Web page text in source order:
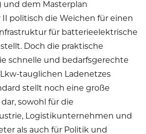
und dem Masterplan
politisch die Weichen für einen
für batterieelektrische
Doch die praktische
schnelle und bedarfsgerechte
tauglichen Ladenetzes
stellt noch eine große
sowohl für die
Logistikunternehmen und
als auch für Politik und